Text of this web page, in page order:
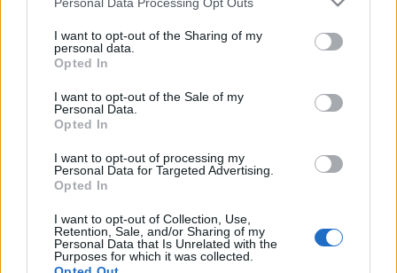
I want to opt-out of the Sharing of my
personal data.
Opted In
I want to opt-out of the Sale of my
Personal Data.
Opted In
I want to opt-out of processing my
Personal Data for Targeted Advertising.
Opted In
I want to opt-out of Collection, Use,
Retention, Sale, and/or Sharing of my
Personal Data that Is Unrelated with the
Purposes for which it was collected.
Diego Sanchez. Ce boxeur des USA est né il y a
45 ans, en 1981.
Sanchezannoncées à la télévision pour le
moment. Nous mettrons cette page à jour dès
que ce sera le cas.
Pour suivre l'
à vous rendre chez notre partenaire
RezoSport.com qui sélectionne l'actu boxe issue
des meilleurs médias, et propose également les